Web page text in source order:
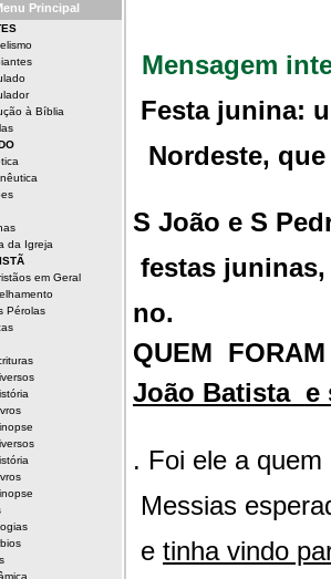
Principal
à Bíblia
da Igreja
em Geral
Pérolas
Mensagem
Festa junina:
Nordeste,
S João e S
festas
no.
QUEM FORAM
João Batista e
. Foi ele a
Messias
e tinha vindo